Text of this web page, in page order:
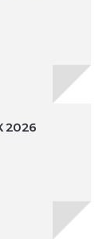
2026